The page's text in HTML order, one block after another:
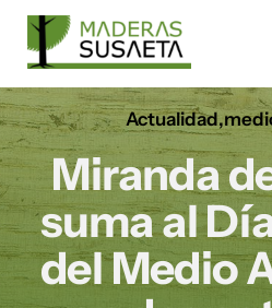
Saltar
contenido
Inicio
Empresa
Servicios
Actualidad,
Miranda
suma al
del Medio